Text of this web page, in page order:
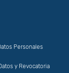
Personales
y Revocatoria